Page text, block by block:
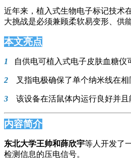
近年来，植入式生物电子标记技术
大挑战是必须兼顾柔软易变形、供
本文亮点
1 自供电可植入式电子皮肤血糖仪
2 叉指电极确保了单个纳米线在相
3 该设备在活鼠体内运行良好并且
内容简介
东北大学王帅和薛欣宇等人开发了
检测信息的压电信号。